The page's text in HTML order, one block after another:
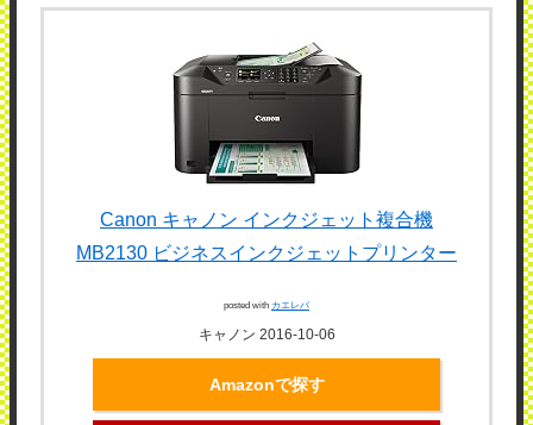
Canon キャノン インクジェット複合機
MB2130 ビジネスインクジェットプリンター
posted with カエレバ
キャノン 2016-10-06
Amazonで探す